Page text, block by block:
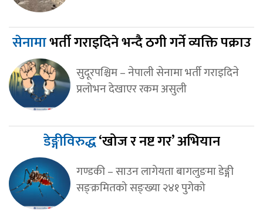
सेनामाभर्ती गराइदिने भन्दै ठगी गर्ने व्यक्ति पक्राउ
सुदूरपश्चिम – नेपाली सेनामा भर्ती गराइदिने
प्रलोभन देखाएर रकम असुली
डेङ्गीविरुद्ध‘खोज र नष्ट गर’ अभियान
गण्डकी – साउन लागेयता बागलुङमा डेङ्गी
सङ्क्रमितको सङ्ख्या २४१ पुगेको